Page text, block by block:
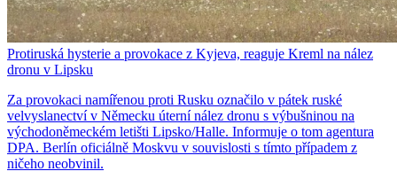
Protiruská hysterie a provokace z Kyjeva, reaguje Kreml na nález
dronu v Lipsku
Za provokaci namířenou proti Rusku označilo v pátek ruské
velvyslanectví v Německu úterní nález dronu s výbušninou na
východoněmeckém letišti Lipsko/Halle. Informuje o tom agentura
DPA. Berlín oficiálně Moskvu v souvislosti s tímto případem z
ničeho neobvinil.